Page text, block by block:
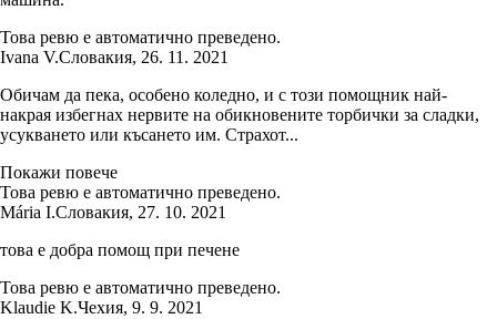
Това ревю е автоматично преведено.
Ivana V.Словакия, 26. 11. 2021
Обичам да пека, особено коледно, и с този помощник най-
накрая избегнах нервите на обикновените торбички за сладки,
усукването или късането им. Страхот...
Покажи повече
Това ревю е автоматично преведено.
Mária I.Словакия, 27. 10. 2021
това е добра помощ при печене
Това ревю е автоматично преведено.
Klaudie K.Чехия, 9. 9. 2021